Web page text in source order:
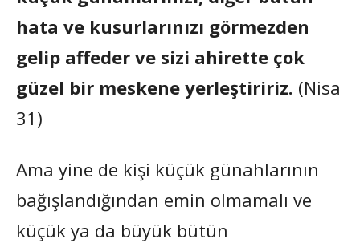
hata ve kusurlarınızı görmezden
gelip affeder ve sizi ahirette çok
güzel bir meskene yerleştiririz. (Nisa
31)
Ama yine de kişi küçük günahlarının
bağışlandığından emin olmamalı ve
küçük ya da büyük bütün